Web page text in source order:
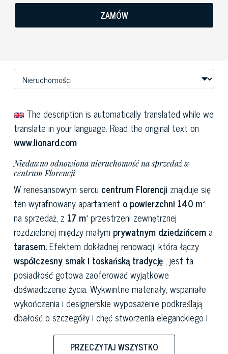
ZAMÓW
The description is automatically translated while we
translate in your language. Read the original text on
www.lionard.com
Niedawno odnowiona nieruchomość na sprzedaż w
centrum Florencji
W renesansowym sercu centrum Florencji znajduje się
ten wyrafinowany apartament o powierzchni 140 m²
na sprzedaż, z 17 m²przestrzeni zewnętrznej
rozdzielonej między małym prywatnym dziedzińcema
tarasem.Efektem dokładnej renowacji, która łączy
współczesny smak i toskańską tradycję, jest ta
posiadłość gotowa zaoferować wyjątkowe
doświadczenie życia. Wykwintne materiały, wspaniałe
wykończenia i designerskie wyposażenie podkreślają
dbałość o szczegóły i chęć stworzenia eleganckiego i
wygodnego otoczenia.
PRZECZYTAJ WSZYSTKO